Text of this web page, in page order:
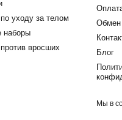
уходу за телом
наборы
вросших
Обмен
Блог
Мы в